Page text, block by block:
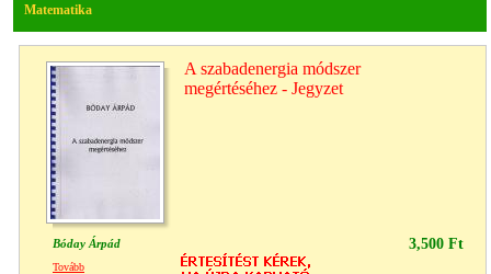
Matematika
A szabadenergia módszer
megértéséhez - Jegyzet
Bóday Árpád 3,500 Ft
Tovább